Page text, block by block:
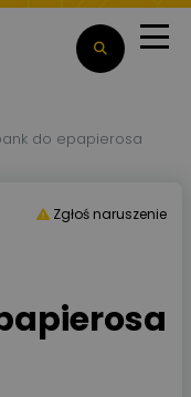
do epapierosa
Zgłoś naruszenie